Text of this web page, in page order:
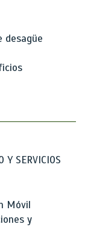
desagüe
Y SERVICIOS
Móvil
y